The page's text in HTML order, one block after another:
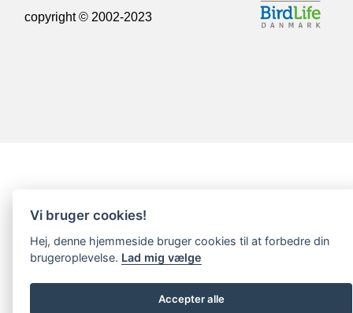
copyright © 2002-2023
Vi bruger cookies!
Hej, denne hjemmeside bruger cookies til at forbedre din
brugeroplevelse. Lad mig vælge
Accepter alle